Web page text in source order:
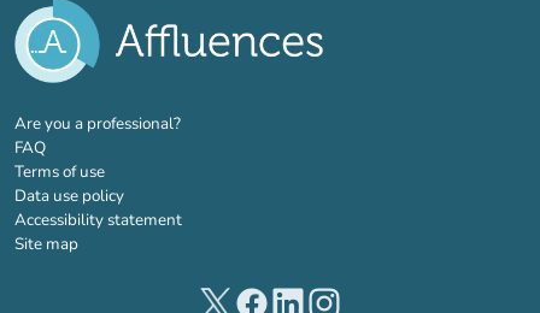
Are you a professional?(new tab)
FAQ
Terms of use
Data use policy
Accessibility statement
Site map
(new tab)(new tab)(new tab)